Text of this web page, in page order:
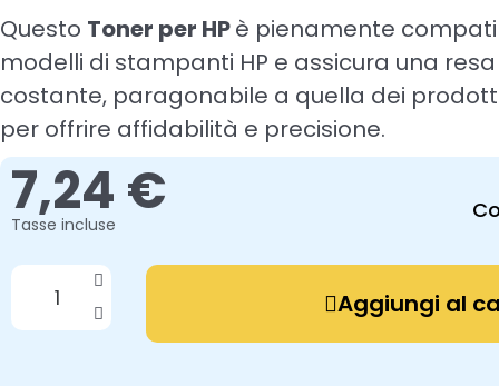
Questo Toner per HPè pienamente
modelli di stampanti HP e assicura una resa di stampa elevata e
costante, paragonabile a quella dei
per offrire affidabilità e precisione.
7,24 €
Tasse incluse
Aggiungi al